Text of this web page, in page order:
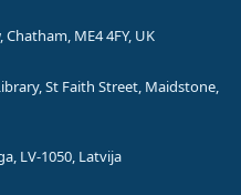
ME4 4FY, UK
St Faith Street, Maidstone,
LV-1050, Latvija